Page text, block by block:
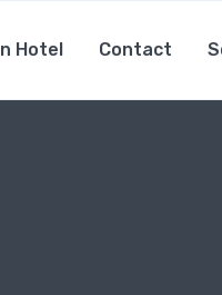
Hotel Contact